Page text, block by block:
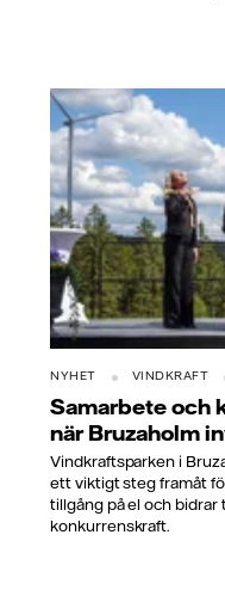
NYHET VINDKRAFT
Samarbete och
när Bruzaholm
Vindkraftsparken i
ett viktigt steg framåt
tillgång på el och
konkurrenskraft.